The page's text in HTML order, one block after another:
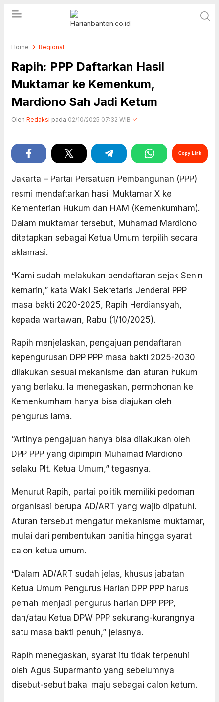
Harianbanten.co.id
Hari Ini
Home Regional
Rapih: PPP Daftarkan Hasil
Muktamar ke Kemenkum,
Mardiono Sah Jadi Ketum
Oleh Redaksi pada 02/10/2025 07:32 WIB
Perbesar
Copy Link
Jakarta – Partai Persatuan Pembangunan (PPP)
resmi mendaftarkan hasil Muktamar X ke
Kementerian Hukum dan HAM (Kemenkumham).
Dalam muktamar tersebut, Muhamad Mardiono
ditetapkan sebagai Ketua Umum terpilih secara
aklamasi.
“Kami sudah melakukan pendaftaran sejak Senin
kemarin,” kata Wakil Sekretaris Jenderal PPP
masa bakti 2020-2025, Rapih Herdiansyah,
kepada wartawan, Rabu (1/10/2025).
Rapih menjelaskan, pengajuan pendaftaran
kepengurusan DPP PPP masa bakti 2025-2030
dilakukan sesuai mekanisme dan aturan hukum
yang berlaku. Ia menegaskan, permohonan ke
Kemenkumham hanya bisa diajukan oleh
pengurus lama.
“Artinya pengajuan hanya bisa dilakukan oleh
DPP PPP yang dipimpin Muhamad Mardiono
selaku Plt. Ketua Umum,” tegasnya.
Menurut Rapih, partai politik memiliki pedoman
organisasi berupa AD/ART yang wajib dipatuhi.
Aturan tersebut mengatur mekanisme muktamar,
mulai dari pembentukan panitia hingga syarat
calon ketua umum.
“Dalam AD/ART sudah jelas, khusus jabatan
Ketua Umum Pengurus Harian DPP PPP harus
pernah menjadi pengurus harian DPP PPP,
dan/atau Ketua DPW PPP sekurang-kurangnya
satu masa bakti penuh,” jelasnya.
Rapih menegaskan, syarat itu tidak terpenuhi
oleh Agus Suparmanto yang sebelumnya
disebut-sebut bakal maju sebagai calon ketum.